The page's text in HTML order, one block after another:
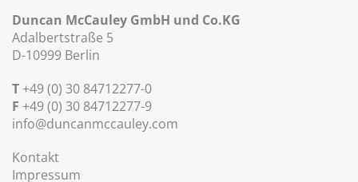
Duncan McCauley GmbH und Co.KG
Adalbertstraße 5
D-10999 Berlin
T +49 (0) 30 84712277-0
F +49 (0) 30 84712277-9
info@duncanmccauley.com
Kontakt
Impressum